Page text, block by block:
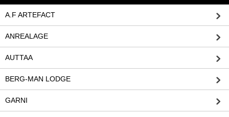
A.F ARTEFACT
ANREALAGE
AUTTAA
BERG-MAN LODGE
GARNI